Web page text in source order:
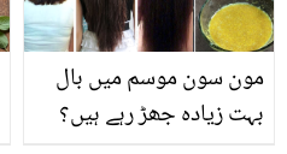
مون سون موسم میں بال
بہت زیادہ جھڑ رہے ہیں؟